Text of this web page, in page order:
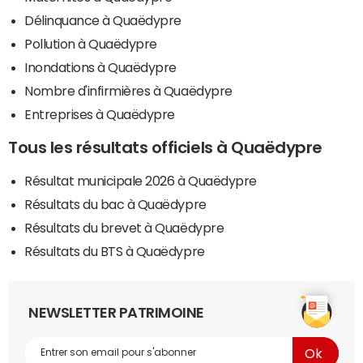
Délinquance à Quaëdypre
Pollution à Quaëdypre
Inondations à Quaëdypre
Nombre d'infirmières à Quaëdypre
Entreprises à Quaëdypre
Tous les résultats officiels à Quaëdypre
Résultat municipale 2026 à Quaëdypre
Résultats du bac à Quaëdypre
Résultats du brevet à Quaëdypre
Résultats du BTS à Quaëdypre
NEWSLETTER PATRIMOINE